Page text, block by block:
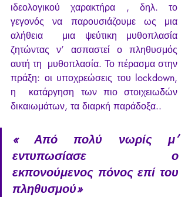
ιδεολογικού χαρακτήρα , δηλ. το
γεγονός να παρουσιάζουμε ως μια
αλήθεια  μια ψεύτικη μυθοπλασία
ζητώντας ν’ ασπαστεί ο πληθυσμός
αυτή τη  μυθοπλασία. Το πέρασμα στην
πράξη: οι υποχρεώσεις του lockdown,
η  κατάργηση των πιο στοιχειωδών
δικαιωμάτων, τα διαρκή παράδοξα..
« Από πολύ νωρίς μ’
εντυπωσίασε ο
εκπονούμενος πόνος επί του
πληθυσμού»